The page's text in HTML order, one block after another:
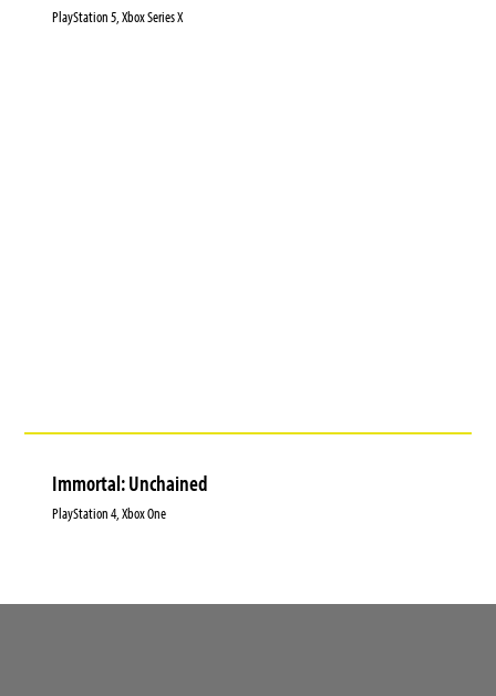
PlayStation 5, Xbox Series X
Immortal: Unchained
PlayStation 4, Xbox One